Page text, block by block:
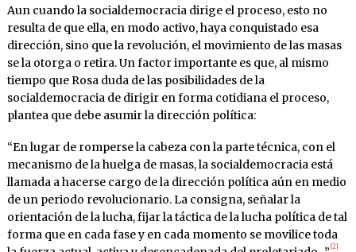
Aun cuando la socialdemocracia dirige el proceso, esto no
resulta de que ella, en modo activo, haya conquistado esa
dirección, sino que la revolución, el movimiento de las masas
se la otorga o retira. Un factor importante es que, al mismo
tiempo que Rosa duda de las posibilidades de la
socialdemocracia de dirigir en forma cotidiana el proceso,
plantea que debe asumir la dirección política:
“En lugar de romperse la cabeza con la parte técnica, con el
mecanismo de la huelga de masas, la socialdemocracia está
llamada a hacerse cargo de la dirección política aún en medio
de un periodo revolucionario. La consigna, señalar la
orientación de la lucha, fijar la táctica de la lucha política de tal
forma que en cada fase y en cada momento se movilice toda
[2]